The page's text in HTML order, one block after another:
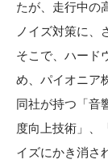
たが、走行中の
ノイズ対策に、
そこで、ハード
め、パイオニア
同社が持つ「音
度向上技術」、
イズにかき消さ